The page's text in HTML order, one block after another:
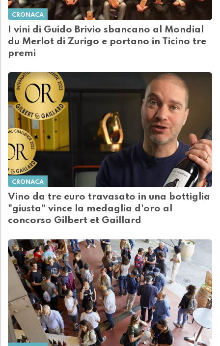
CRONACA
I vini di Guido Brivio sbancano al Mondial
du Merlot di Zurigo e portano in Ticino tre
premi
CRONACA
Vino da tre euro travasato in una bottiglia
"giusta" vince la medaglia d'oro al
concorso Gilbert et Gaillard